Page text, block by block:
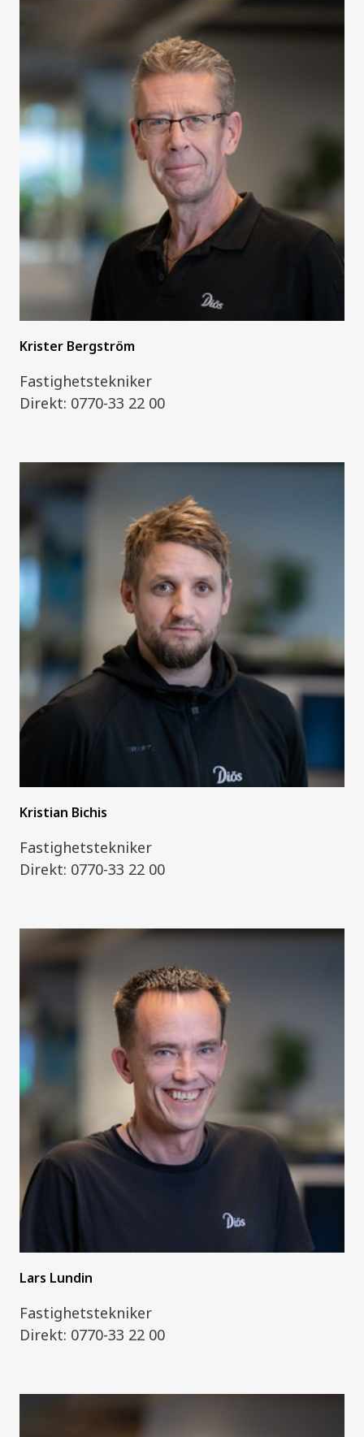
Krister Bergström
Fastighetstekniker
Direkt: 0770-33 22 00
Kristian Bichis
Fastighetstekniker
Direkt: 0770-33 22 00
Lars Lundin
Fastighetstekniker
Direkt: 0770-33 22 00